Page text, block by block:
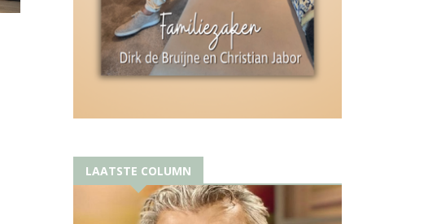
LAATSTE COLUMN